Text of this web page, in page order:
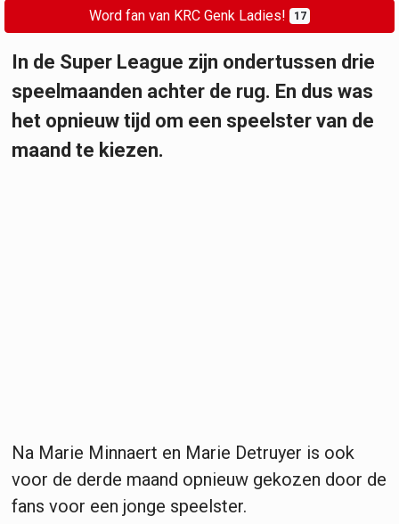
Word fan van KRC Genk Ladies! 17
In de Super League zijn ondertussen drie
speelmaanden achter de rug. En dus was
het opnieuw tijd om een speelster van de
maand te kiezen.
Na Marie Minnaert en Marie Detruyer is ook
voor de derde maand opnieuw gekozen door de
fans voor een jonge speelster.